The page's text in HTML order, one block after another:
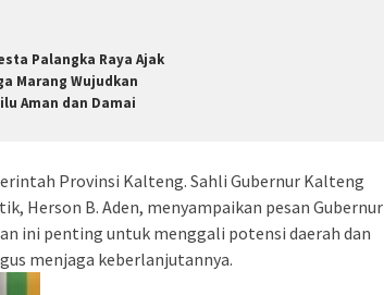
Palangka Raya Ajak
Marang Wujudkan
Aman dan Damai
Provinsi Kalteng. Sahli Gubernur Kalteng
Herson B. Aden, menyampaikan pesan Gubernur
ini penting untuk menggali potensi daerah dan
menjaga keberlanjutannya.